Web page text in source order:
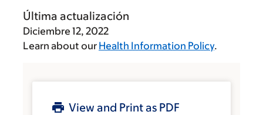
Última actualización
Diciembre 12, 2022
Learn about our Health Information Policy.
View and Print as PDF